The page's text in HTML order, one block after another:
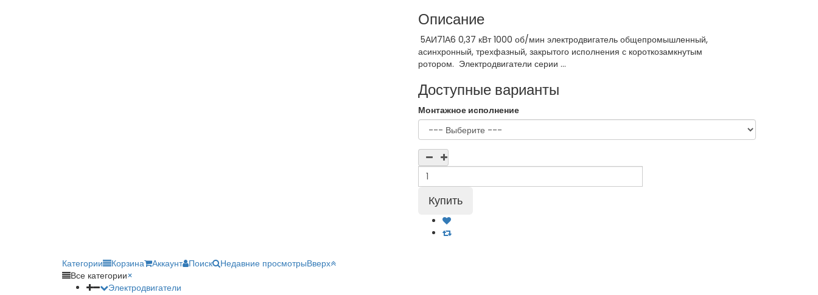
Описание
5АИ71А6 0,37 кВт 1000 об/мин электродвигатель общепромышленный,
асинхронный, трехфазный, закрытого исполнения с короткозамкнутым
ротором. Электродвигатели серии ...
Доступные варианты
Монтажное исполнение
Категории Корзина Аккаунт Поиск Недавние просмотрыВверх
Все категории×
Электродвигатели